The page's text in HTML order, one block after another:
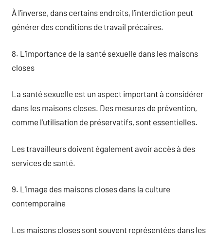
À l’inverse, dans certains endroits, l’interdiction peut
générer des conditions de travail précaires.
8. L’importance de la santé sexuelle dans les maisons
closes
La santé sexuelle est un aspect important à considérer
dans les maisons closes. Des mesures de prévention,
comme l’utilisation de préservatifs, sont essentielles.
Les travailleurs doivent également avoir accès à des
services de santé.
9. L’image des maisons closes dans la culture
contemporaine
Les maisons closes sont souvent représentées dans les